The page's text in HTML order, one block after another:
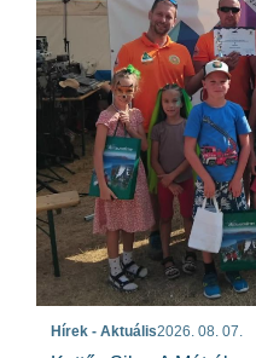
Hírek - Aktuális2026. 08. 07.